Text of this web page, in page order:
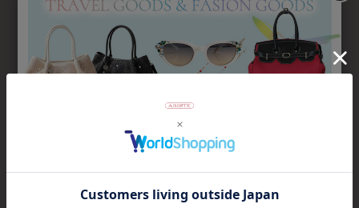
ングピアス＆ライン
ストーンロングピア
ザインイヤリング
¥4,320